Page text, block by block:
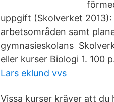
uppgift (Skolverket
arbetsområden samt
gymnasieskolans
eller kurser Biologi 1. 100
Lars eklund vvs
Vissa kurser kräver att du